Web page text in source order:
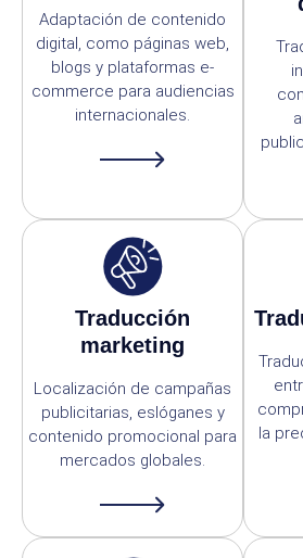
Adaptación de contenido
digital, como páginas web,
blogs y plataformas e-
commerce para audiencias
internacionales.
Traducción
marketing
Localización de campañas
publicitarias, eslóganes y
contenido promocional para
mercados globales.
la